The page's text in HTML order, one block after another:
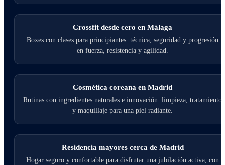
Crossfit desde cero en Málaga
Boxes con clases para principiantes: técnica, seguridad y progresión
en fuerza, resistencia y agilidad.
Cosmética coreana en Madrid
Rutinas con ingredientes naturales e innovación: limpieza, tratamiento
y maquillaje para una piel radiante.
Residencia mayores cerca de Madrid
Hogar seguro y confortable para disfrutar una jubilación activa, con